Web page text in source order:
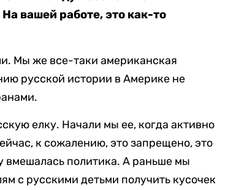
вашей работе, это как-то
Мы же все-таки американская
русской истории в Америке не
елку. Начали мы ее, когда активно
к сожалению, это запрещено, это
вмешалась политика. А раньше мы
с русскими детьми получить кусочек